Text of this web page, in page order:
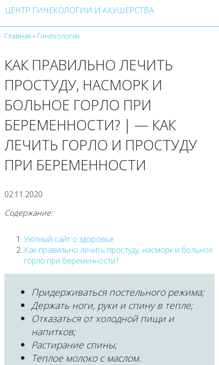
ЦЕНТР ГИНЕКОЛОГИИ И АКУШЕРСТВА
Главная › Гинекология
КАК ПРАВИЛЬНО ЛЕЧИТЬ
ПРОСТУДУ, НАСМОРК И
БОЛЬНОЕ ГОРЛО ПРИ
БЕРЕМЕННОСТИ? | — КАК
ЛЕЧИТЬ ГОРЛО И ПРОСТУДУ
ПРИ БЕРЕМЕННОСТИ
02.11.2020
Содержание:
Уютный сайт о здоровье
Как правильно лечить простуду, насморк и больное
горло при беременности?
Придерживаться постельного режима;
Держать ноги, руки и спину в тепле;
Отказаться от холодной пищи и
напитков;
Растирание спины;
Теплое молоко с маслом.